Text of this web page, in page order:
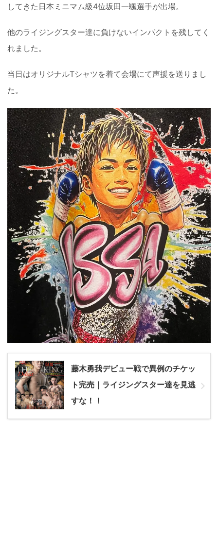
してきた日本ミニマム級4位坂田一颯選手が出場。
他のライジングスター達に負けないインパクトを残してく
れました。
当日はオリジナルTシャツを着て会場にて声援を送りまし
た。
藤木勇我デビュー戦で異例のチケッ
ト完売｜ライジングスター達を見逃
すな！！